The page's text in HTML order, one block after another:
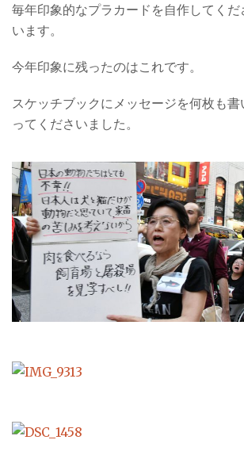
毎年印象的なプラカードを自作してく
います。
今年印象に残ったのはこれです。
スケッチブックにメッセージを何枚も
ってくださいました。